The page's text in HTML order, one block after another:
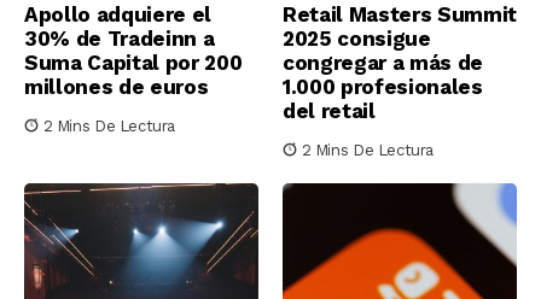
Apollo adquiere el
30% de Tradeinn a
Suma Capital por 200
millones de euros
2 Mins De Lectura
Retail Masters Summit
2025 consigue
congregar a más de
1.000 profesionales
del retail
2 Mins De Lectura